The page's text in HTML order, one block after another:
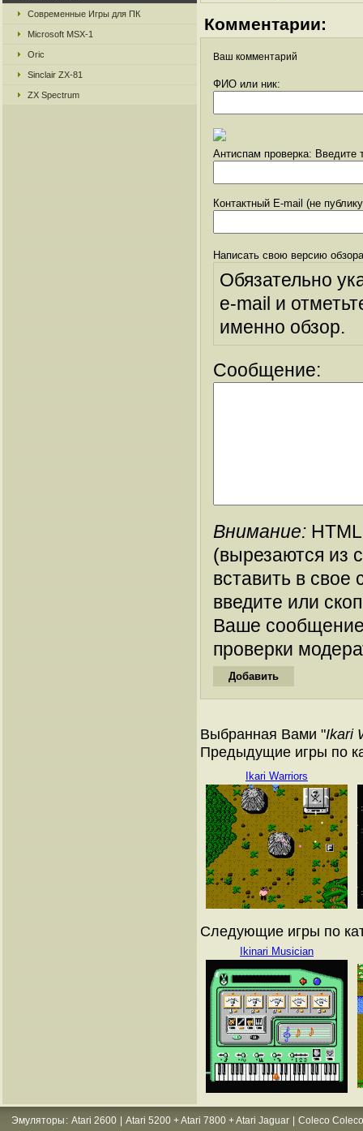
Современные Игры для ПК
Microsoft MSX-1
Oric
Sinclair ZX-81
ZX Spectrum
Комментарии:
Ваш комментарий
ФИО или ник:
Антиспам проверка: Введите
Контактный E-mail (не
Написать свою версию
Обязательно
e-mail и
именно обзор.
Сообщение:
Внимание:
(вырезаются из
вставить в
введите или
Ваше
проверки
Выбранная Вами "Ikari
Предыдущие игры по
Ikari Warriors
Следующие игры по
Ikinari Musician
Эмуляторы : Atari 2600 Atari 5200 + Atari 7800 + Atari Jaguar
Coleco